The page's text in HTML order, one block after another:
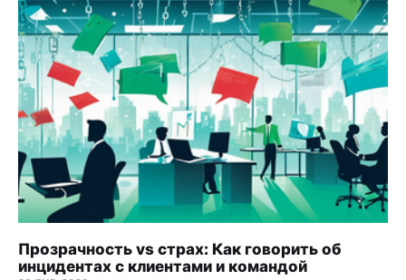
Прозрачность vs страх: Как говорить об
инцидентах с клиентами и командой